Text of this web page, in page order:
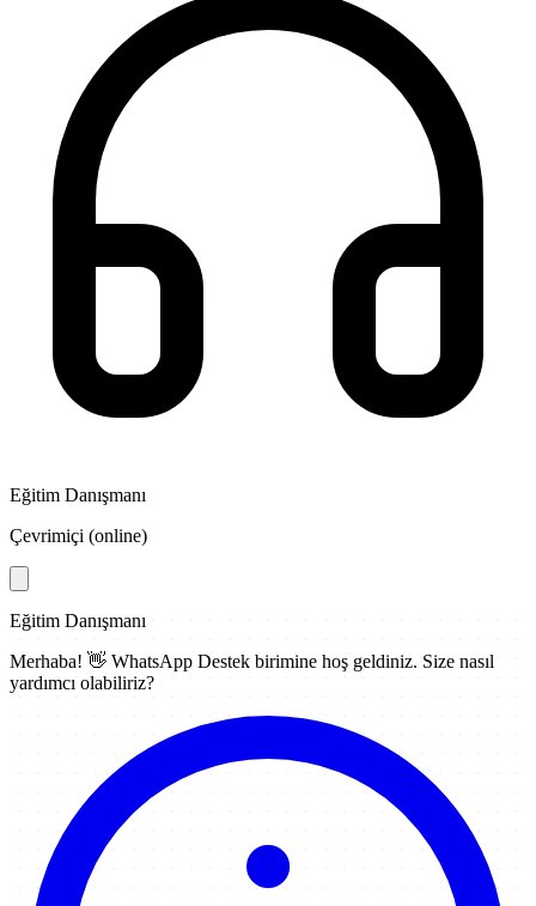
Eğitim Danışmanı
Çevrimiçi (online)
Eğitim Danışmanı
Merhaba! 👋 WhatsApp Destek birimine hoş geldiniz. Size nasıl
yardımcı olabiliriz?